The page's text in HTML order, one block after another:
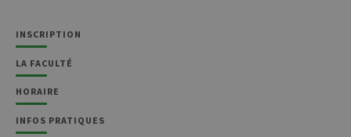
INSCRIPTION
LA FACULTÉ
HORAIRE
INFOS PRATIQUES